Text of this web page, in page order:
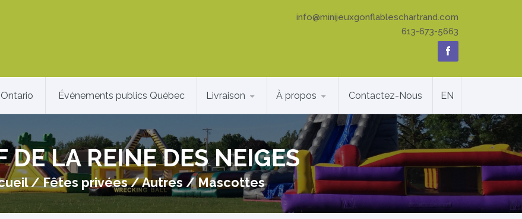
info@minijeuxgonflableschartrand.com
613-673-5663
Événements publics Québec Livraison À propos Contactez-Nous EN
DE LA REINE DES NEIGES
/Fêtes privées/Autres / Mascottes